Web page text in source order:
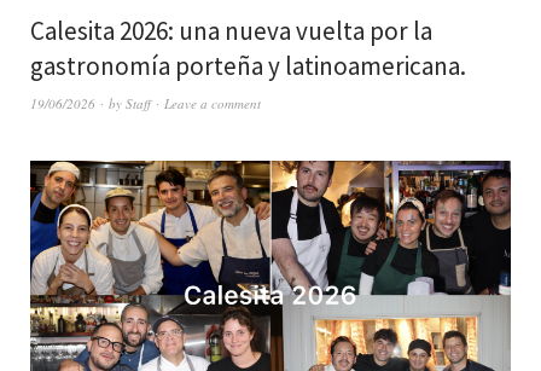
Calesita 2026: una nueva vuelta por la
gastronomía porteña y latinoamericana .
19/06/2026 by Staff Leave a comment